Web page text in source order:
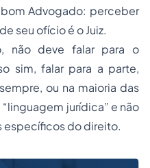
Advogado: perceber
seu ofício é o Juiz.
não deve falar para o
sim, falar para a parte,
ou na maioria das
jurídica” e não
específicos do direito.